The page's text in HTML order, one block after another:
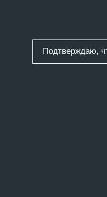
Подтверждаю,